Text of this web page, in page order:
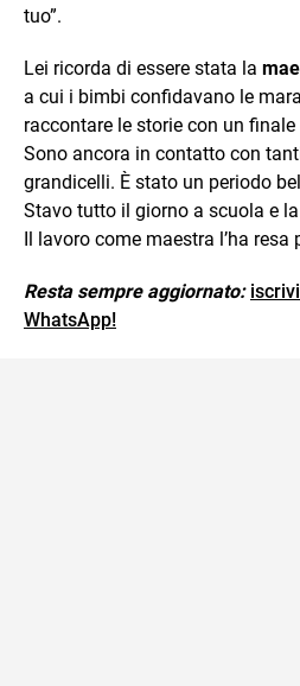
tuo”.
Lei ricorda di essere stata la
a cui i bimbi confidavano le
raccontare le storie con un
Sono ancora in contatto con
grandicelli. È stato un periodo
Stavo tutto il giorno a scuola e
Il lavoro come maestra l’ha resa
Resta sempre aggiornato:
WhatsApp!